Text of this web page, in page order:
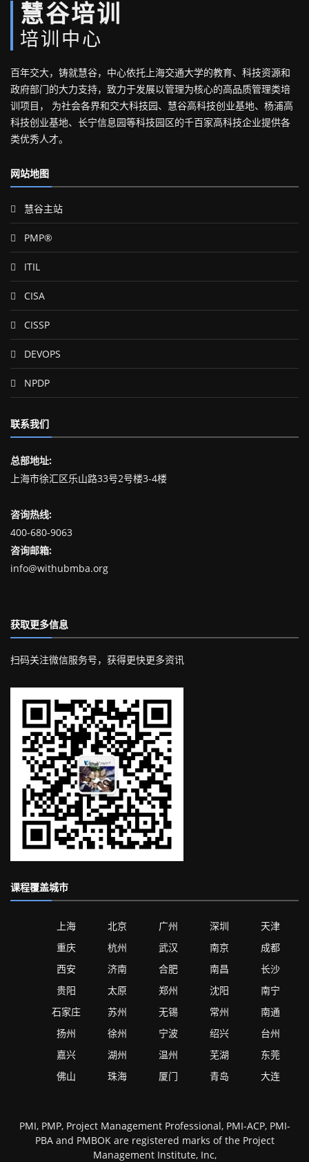
慧谷培训
培训中心
百年交大，铸就慧谷，中心依托上海交通大学的教育、科技资源和
政府部门的大力支持，致力于发展以管理为核心的高品质管理类培
训项目， 为社会各界和交大科技园、慧谷高科技创业基地、杨浦高
科技创业基地、长宁信息园等科技园区的千百家高科技企业提供各
类优秀人才。
网站地图
慧谷主站
PMP®
ITIL
CISA
CISSP
DEVOPS
NPDP
联系我们
总部地址:
上海市徐汇区乐山路33号2号楼3-4楼
咨询热线:
400-680-9063
咨询邮箱:
info@withubmba.org
获取更多信息
扫码关注微信服务号，获得更快更多资讯
课程覆盖城市
上海 北京 广州 深圳
天津
重庆
杭州 武汉 南京
成都
西安
济南 合肥 南昌
长沙
贵阳
太原 郑州 沈阳
南宁
石家庄
苏州 无锡 常州
南通
扬州
徐州 宁波 绍兴
台州
嘉兴
湖州 温州 芜湖
东莞
佛山
珠海 厦门 青岛 大连
PMI, PMP, Project Management Professional, PMI-ACP, PMI-
PBA and PMBOK are registered marks of the Project
Management Institute, Inc,